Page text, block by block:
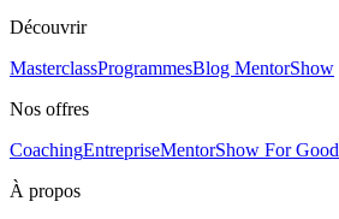
Découvrir
MasterclassProgrammesBlog MentorShow
Nos offres
CoachingEntrepriseMentorShow For Good
À propos